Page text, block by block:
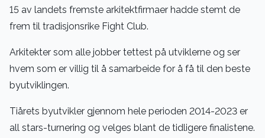
15 av landets fremste arkitektfirmaer hadde stemt de
frem til tradisjonsrike Fight Club.
Arkitekter som alle jobber tettest på utviklerne og ser
hvem som er villig til å samarbeide for å få til den beste
byutviklingen.
Tiårets byutvikler gjennom hele perioden 2014-2023 er
all stars-turnering og velges blant de tidligere finalistene.